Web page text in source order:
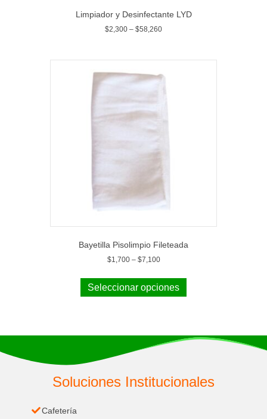
Limpiador y Desinfectante LYD
$2,300 – $58,260
Bayetilla Pisolimpio Fileteada
$1,700– $7,100
Seleccionar opciones
Soluciones Institucionales
Cafetería